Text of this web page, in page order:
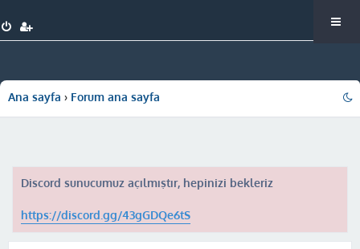
Ana sayfa Forum ana sayfa
Discord sunucumuz açılmıştır, hepinizi bekleriz
https://discord.gg/43gGDQe6tS